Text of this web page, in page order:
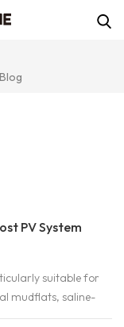
Blog
PV System
suitable for
mudflats, saline-
It is also the